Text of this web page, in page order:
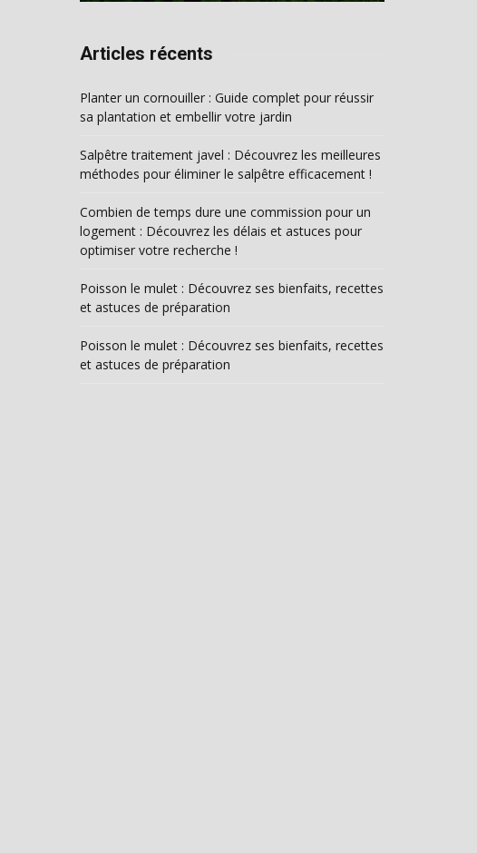
Articles récents
Planter un cornouiller : Guide complet pour réussir
sa plantation et embellir votre jardin
Salpêtre traitement javel : Découvrez les meilleures
méthodes pour éliminer le salpêtre efficacement !
Combien de temps dure une commission pour un
logement : Découvrez les délais et astuces pour
optimiser votre recherche !
Poisson le mulet : Découvrez ses bienfaits, recettes
et astuces de préparation
Poisson le mulet : Découvrez ses bienfaits, recettes
et astuces de préparation